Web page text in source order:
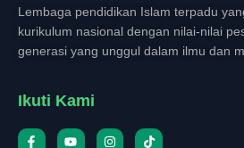
Lembaga pendidikan Islam terpadu
kurikulum nasional dengan nilai-nilai
generasi yang unggul dalam ilmu dan
Ikuti Kami